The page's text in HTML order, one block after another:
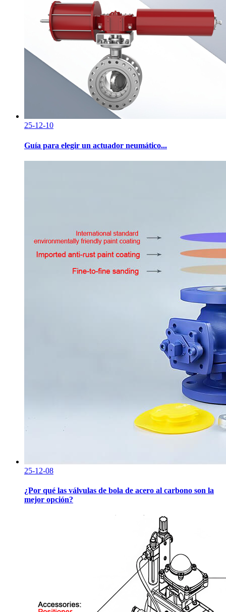
25-12-10
Guía para elegir un actuador neumático...
25-12-08
¿Por qué las válvulas de bola de acero al carbono son la
mejor opción?